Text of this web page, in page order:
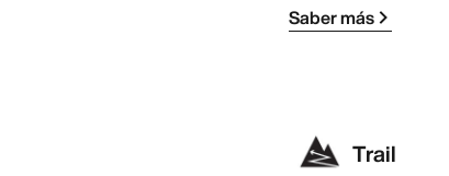
Saber más
Trail